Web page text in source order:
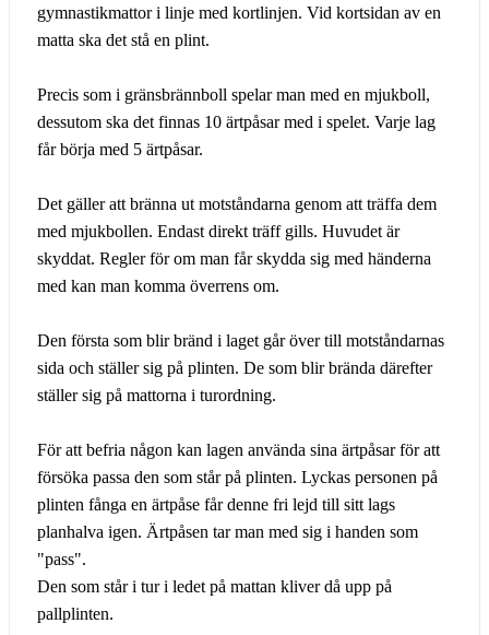
gymnastikmattor i linje med kortlinjen. Vid kortsidan av en
matta ska det stå en plint.
Precis som i gränsbrännboll spelar man med en mjukboll,
dessutom ska det finnas 10 ärtpåsar med i spelet. Varje lag
får börja med 5 ärtpåsar.
Det gäller att bränna ut motståndarna genom att träffa dem
med mjukbollen. Endast direkt träff gills. Huvudet är
skyddat. Regler för om man får skydda sig med händerna
med kan man komma överrens om.
Den första som blir bränd i laget går över till motståndarnas
sida och ställer sig på plinten. De som blir brända därefter
ställer sig på mattorna i turordning.
För att befria någon kan lagen använda sina ärtpåsar för att
försöka passa den som står på plinten. Lyckas personen på
plinten fånga en ärtpåse får denne fri lejd till sitt lags
planhalva igen. Ärtpåsen tar man med sig i handen som
"pass".
Den som står i tur i ledet på mattan kliver då upp på
pallplinten.